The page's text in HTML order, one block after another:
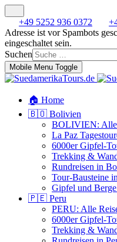
+49 5252 936 0372
Adresse ist vor Spambots
eingeschaltet sein.
Suchen
Mobile Menu Toggle
🏠 Home
🇧🇴 Bolivien
BOLIVIEN: Alle
La Paz
6000er Gipfel-
Trekking &
Rundreisen in
Tour-Bausteine
Gipfel und
🇵🇪 Peru
PERU: Alle
6000er Gipfel-
Trekking &